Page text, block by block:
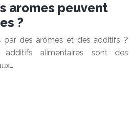
aromes peuvent
?
par des arômes et des additifs ?
additifs alimentaires sont des